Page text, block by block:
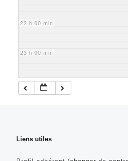
22 h 00 min
23 h 00 min
Liens utiles